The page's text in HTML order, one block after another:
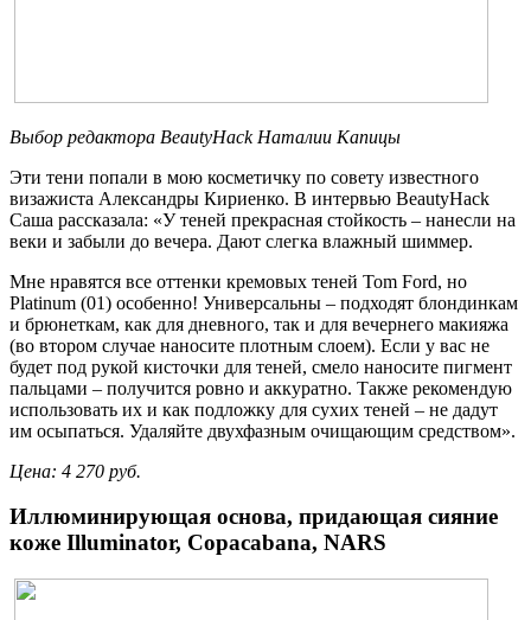
Выбор редактора BeautyHаck Наталии Капицы
Эти тени попали в мою косметичку по совету известного
визажиста Александры Кириенко. В интервью BeautyHack
Саша рассказала: «У теней прекрасная стойкость – нанесли на
веки и забыли до вечера. Дают слегка влажный шиммер.
Мне нравятся все оттенки кремовых теней Tom Ford, но
Platinum (01) особенно! Универсальны – подходят блондинкам
и брюнеткам, как для дневного, так и для вечернего макияжа
(во втором случае наносите плотным слоем). Если у вас не
будет под рукой кисточки для теней, смело наносите пигмент
пальцами – получится ровно и аккуратно. Также рекомендую
использовать их и как подложку для сухих теней – не дадут
им осыпаться. Удаляйте двухфазным очищающим средством».
Цена: 4 270 руб.
Иллюминирующая основа, придающая сияние
коже Illuminator, Copаcabana, NARS